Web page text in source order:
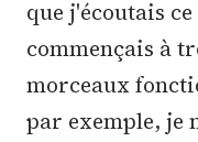
que j'écoutais
commençais à
morceaux
par exemple, je